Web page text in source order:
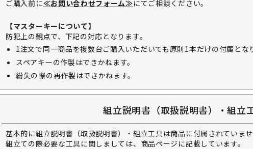
ご購入前に≪お問い合わせフォーム≫にてご相談ください。
【マスターキーについて】
防犯上の観点で、下記の対応となります。
1注文で同一商品を複数台ご購入いただいても原則1本だけの付属とな
スペアキーの作製はできかねます。
紛失の際の再作製はできかねます。
組立説明書（取扱説明書）・組立
基本的に組立説明書（取扱説明書）・組立工具は商品に付属されていま
組立ての際必要な工具に関しましては、商品ページに記載しています。